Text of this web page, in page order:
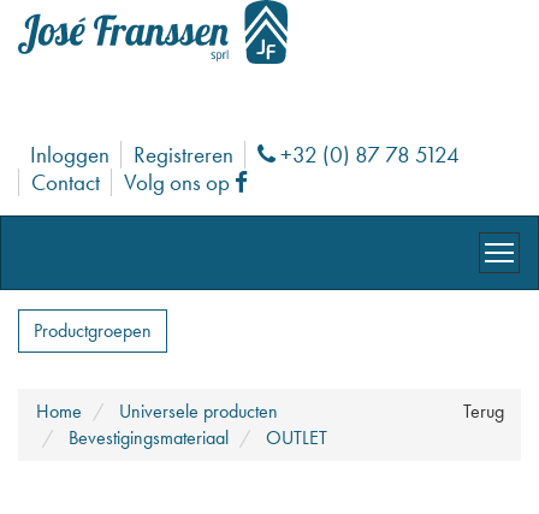
Inloggen Registreren Phone
+32 (0) 87 78 5124
Contact
Volg ons op Facebook
Productgroepen
Terug
Home
Universele producten
Bevestigingsmateriaal
OUTLET